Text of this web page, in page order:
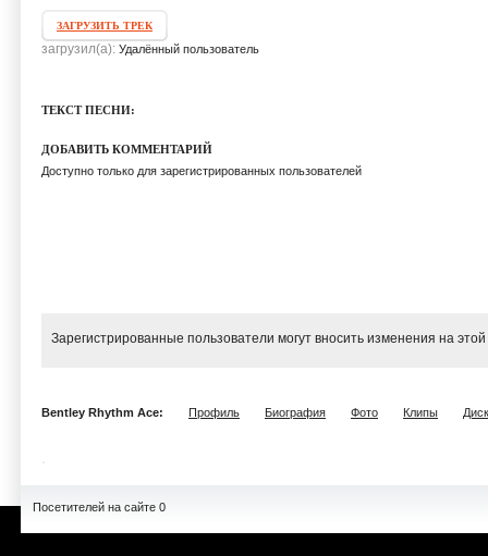
ЗАГРУЗИТЬ ТРЕК
загрузил(а): Удалённый пользователь
ТЕКСТ ПЕСНИ:
ДОБАВИТЬ КОММЕНТАРИЙ
Доступно только для зарегистрированных пользователей
Зарегистрированные пользователи могут вносить изменения на
Bentley Rhythm Ace: Профиль Биография Фото Клипы
Посетителей на сайте 0